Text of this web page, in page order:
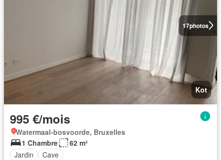
17photos
Kot
995 €/mois
Watermaal-bosvoorde, Bruxelles
1 Chambre
62 m²
Jardin
Cave